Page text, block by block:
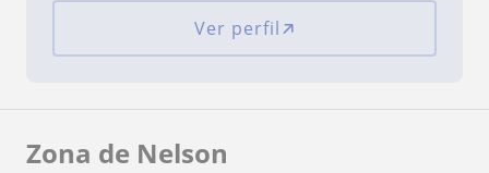
Ver perfil
Zona de Nelson